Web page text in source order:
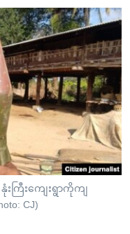
းကြီးကျေးရွာကိုကျ
CJ)